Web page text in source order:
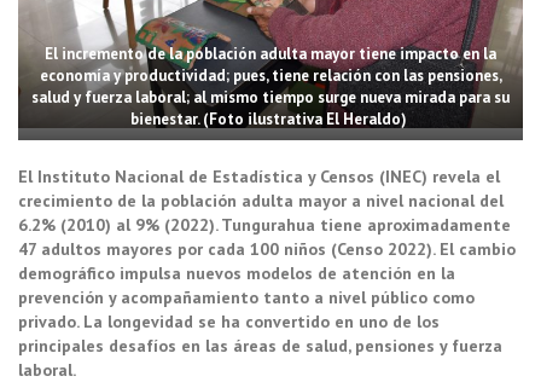
El incremento de la población adulta mayor tiene impacto en la
economía y productividad; pues, tiene relación con las pensiones,
salud y fuerza laboral; al mismo tiempo surge nueva mirada para su
bienestar. (Foto ilustrativa El Heraldo)
El Instituto Nacional de Estadística y Censos (INEC) revela el
crecimiento de la población adulta mayor a nivel nacional del
6.2% (2010) al 9% (2022). Tungurahua tiene aproximadamente
47 adultos mayores por cada 100 niños (Censo 2022). El cambio
demográfico impulsa nuevos modelos de atención en la
prevención y acompañamiento tanto a nivel público como
privado. La longevidad se ha convertido en uno de los
principales desafíos en las áreas de salud, pensiones y fuerza
laboral.